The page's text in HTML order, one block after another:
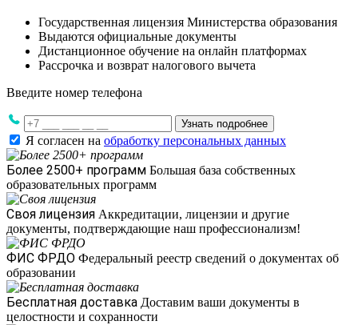
Государственная лицензия Министерства образования
Выдаются официальные документы
Дистанционное обучение на онлайн платформах
Рассрочка и возврат налогового вычета
Введите номер телефона
Узнать подробнее
Я согласен на обработку персональных данных
Более 2500+ программ Большая база собственных
образовательных программ
Своя лицензия Аккредитации, лицензии и другие
документы, подтверждающие наш профессионализм!
ФИС ФРДО Федеральный реестр сведений о документах об
образовании
Бесплатная доставка Доставим ваши документы в
целостности и сохранности